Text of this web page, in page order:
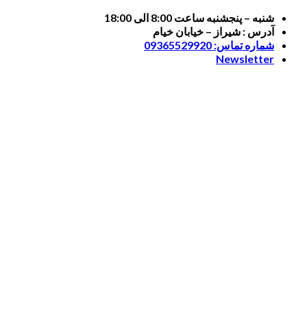
Skip
content
شنبه – پنجشنبه ساعت 8:00 الی 18:00
آدرس : شیراز – خیابان خیام
شماره تماس: 09365529920
Newsletter